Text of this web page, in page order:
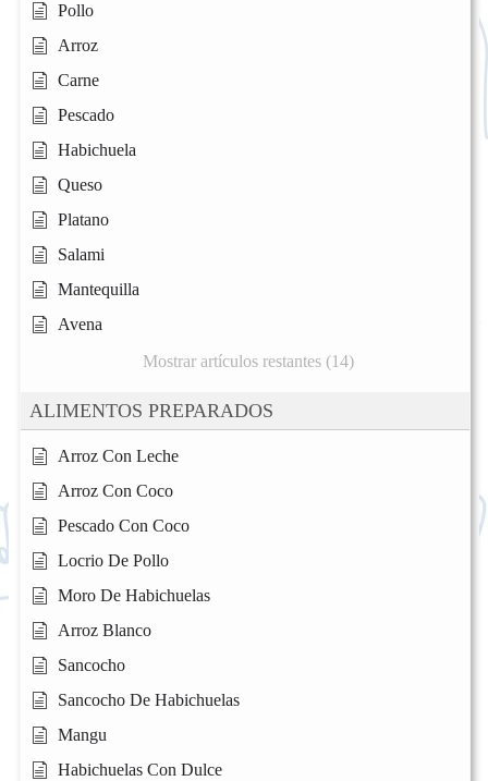
Pollo
Arroz
Carne
Pescado
Habichuela
Queso
Platano
Salami
Mantequilla
Avena
Mostrar artículos restantes (14)
ALIMENTOS PREPARADOS
Arroz Con Leche
Arroz Con Coco
Pescado Con Coco
Locrio De Pollo
Moro De Habichuelas
Arroz Blanco
Sancocho
Sancocho De Habichuelas
Mangu
Habichuelas Con Dulce